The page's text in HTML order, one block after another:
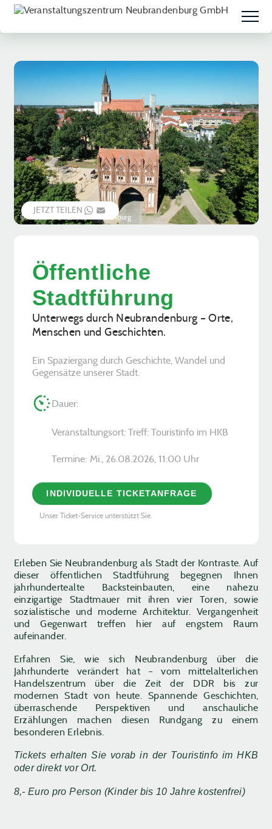
Erleben Sie Neubrandenburg als Stadt der Kontraste. Auf
dieser öffentlichen Stadtführung begegnen Ihnen
jahrhundertealte Backsteinbauten, eine nahezu
einzigartige Stadtmauer mit ihren vier Toren, sowie
sozialistische und moderne Architektur. Vergangenheit
und Gegenwart treffen hier auf engstem Raum
aufeinander.
Erfahren Sie, wie sich Neubrandenburg über die
Jahrhunderte verändert hat – vom mittelalterlichen
Handelszentrum über die Zeit der DDR bis zur
modernen Stadt von heute. Spannende Geschichten,
überraschende Perspektiven und anschauliche
Erzählungen machen diesen Rundgang zu einem
besonderen Erlebnis.
Tickets erhalten Sie vorab in der Touristinfo im HKB
oder direkt vor Ort.
8,- Euro pro Person (Kinder bis 10 Jahre kostenfrei)
© Vier-Tore-Stadt Neubrandenburg
JETZT TEILEN WHATSAPP
EMAIL
Öffentliche
Stadtführung
Unterwegs durch Neubrandenburg – Orte,
Menschen und Geschichten.
Ein Spaziergang durch Geschichte, Wandel und
Gegensätze unserer Stadt.
Dauer:
Veranstaltungsort: Treff: Touristinfo im HKB
Termine: Mi., 26.08.2026, ­11:00 Uhr
INDIVIDUELLE TICKETANFRAGE
Unser Ticket-Service unterstützt Sie.